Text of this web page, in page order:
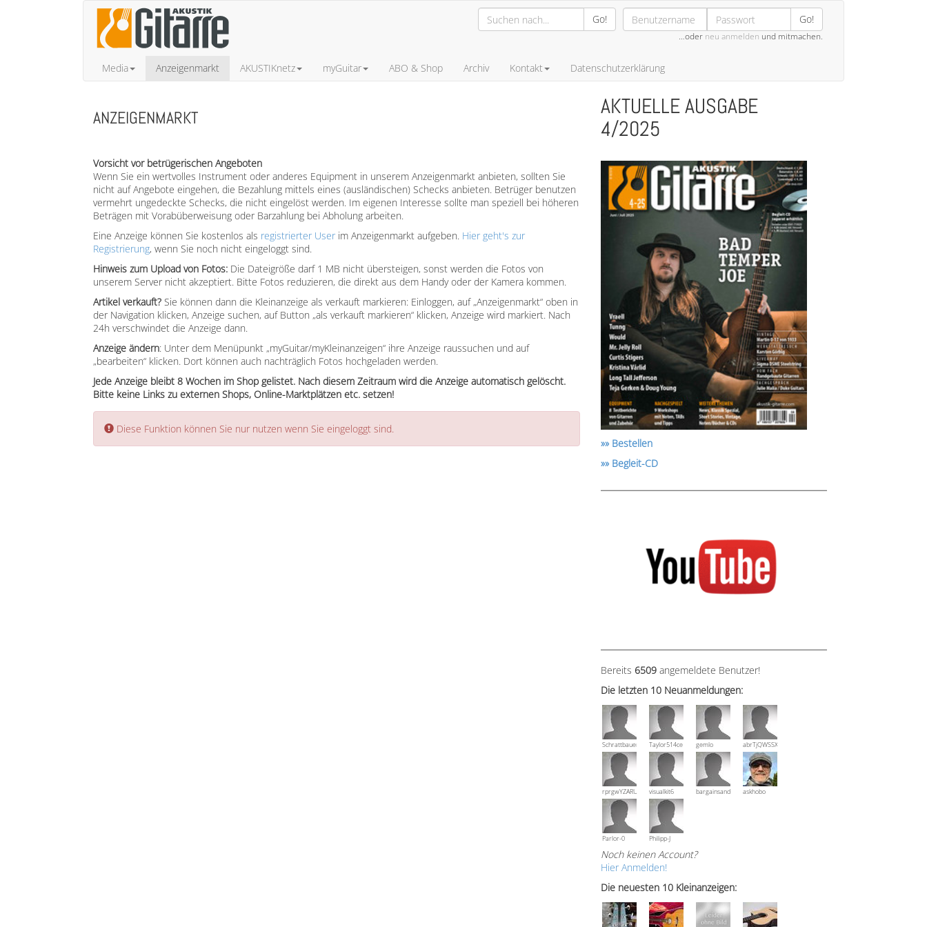
Go! Go!
…oder neu anmelden und mitmachen.
Media Anzeigenmarkt AKUSTIKnetz myGuitar ABO & Shop Archiv Kontakt Datenschutzerklärung
ANZEIGENMARKT
Vorsicht vor betrügerischen Angeboten
Wenn Sie ein wertvolles Instrument oder anderes Equipment in unserem Anzeigenmarkt anbieten, sollten Sie
nicht auf Angebote eingehen, die Bezahlung mittels eines (ausländischen) Schecks anbieten. Betrüger benutzen
vermehrt ungedeckte Schecks, die nicht eingelöst werden. Im eigenen Interesse sollte man speziell bei höheren
Beträgen mit Vorabüberweisung oder Barzahlung bei Abholung arbeiten.
Eine Anzeige können Sie kostenlos als registrierter User im Anzeigenmarkt aufgeben. Hier geht's zur
Registrierung, wenn Sie noch nicht eingeloggt sind.
Hinweis zum Upload von Fotos: Die Dateigröße darf 1 MB nicht übersteigen, sonst werden die Fotos von
unserem Server nicht akzeptiert. Bitte Fotos reduzieren, die direkt aus dem Handy oder der Kamera kommen.
Artikel verkauft? Sie können dann die Kleinanzeige als verkauft markieren: Einloggen, auf „Anzeigenmarkt“ oben in
der Navigation klicken, Anzeige suchen, auf Button „als verkauft markieren“ klicken, Anzeige wird markiert. Nach
24h verschwindet die Anzeige dann.
Anzeige ändern: Unter dem Menüpunkt „myGuitar/myKleinanzeigen“ ihre Anzeige raussuchen und auf
„bearbeiten“ klicken. Dort können auch nachträglich Fotos hochgeladen werden.
Jede Anzeige bleibt 8 Wochen im Shop gelistet. Nach diesem Zeitraum wird die Anzeige automatisch gelöscht.
Bitte keine Links zu externen Shops, Online-Marktplätzen etc. setzen!
Error:
Diese Funktion können Sie nur nutzen wenn Sie eingeloggt sind.
AKTUELLE AUSGABE
4/2025
»» Bestellen
»» Begleit-CD
Bereits 6509 angemeldete Benutzer!
Die letzten 10 Neuanmeldungen:
Schrattbauer Taylor514ce gemlo abrTjQWSSXuVznPolE
rprgwYZARUTZQyCWESpD
visualkit6 bargainsandmoreaskhobo
Parlor-0 Philipp-J
Noch keinen Account?
Hier Anmelden!
Die neuesten 10 Kleinanzeigen: